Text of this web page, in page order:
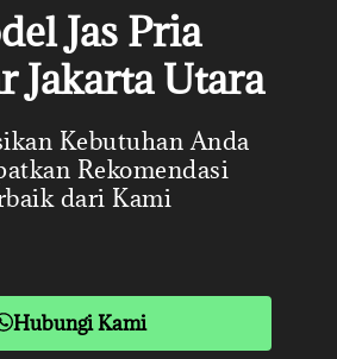
Jas Pria
Jakarta Utara
Kebutuhan Anda
Rekomendasi
dari Kami
Hubungi Kami